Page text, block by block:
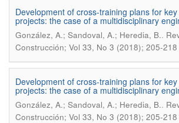
Development of cross-training plans for
projects: the case of a multidisciplinary
González, A.; Sandoval, A.; Heredia, B..
Construcción; Vol 33, No 3 (2018); 205-218
Development of cross-training plans for
projects: the case of a multidisciplinary
González, A.; Sandoval, A.; Heredia, B..
Construcción; Vol 33, No 3 (2018); 205-218